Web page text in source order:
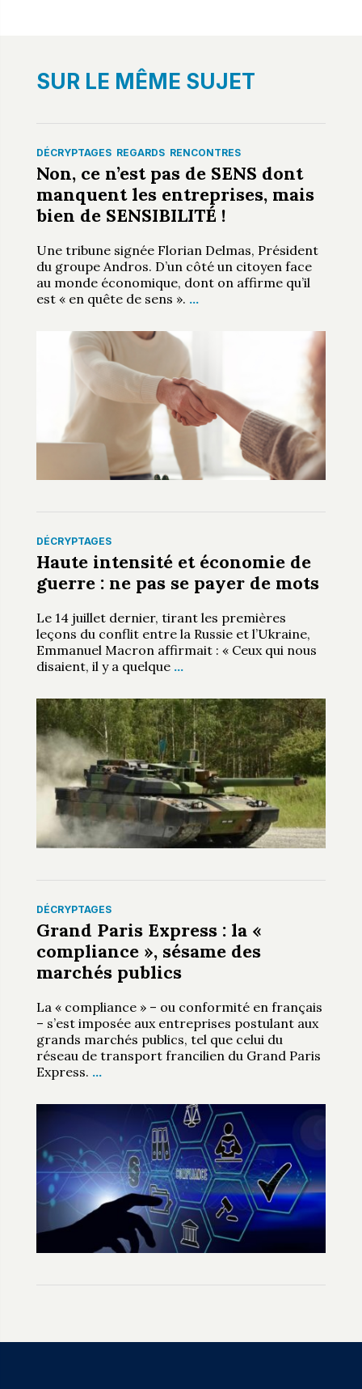
SUR LE MÊME SUJET
DÉCRYPTAGES REGARDS RENCONTRES
Non, ce n’est pas de SENS dont
manquent les entreprises, mais
bien de SENSIBILITÉ !
Une tribune signée Florian Delmas, Président
du groupe Andros. D’un côté un citoyen face
au monde économique, dont on affirme qu’il
est « en quête de sens ». …
DÉCRYPTAGES
Haute intensité et économie de
guerre : ne pas se payer de mots
Le 14 juillet dernier, tirant les premières
leçons du conflit entre la Russie et l’Ukraine,
Emmanuel Macron affirmait : « Ceux qui nous
disaient, il y a quelque …
DÉCRYPTAGES
Grand Paris Express : la «
compliance », sésame des
marchés publics
La « compliance » – ou conformité en français
– s’est imposée aux entreprises postulant aux
grands marchés publics, tel que celui du
réseau de transport francilien du Grand Paris
Express. …